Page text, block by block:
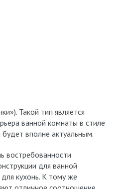
Такой тип является
ванной комнаты в стиле
будет вполне актуальным.
востребованности
для ванной
кухонь. К тому же